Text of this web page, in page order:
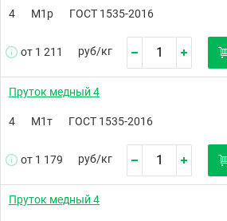
4 М1р ГОСТ 1535-2016
от 1 211 руб/кг
Пруток медный 4
4 М1т ГОСТ 1535-2016
от 1 179 руб/кг
Пруток медный 4